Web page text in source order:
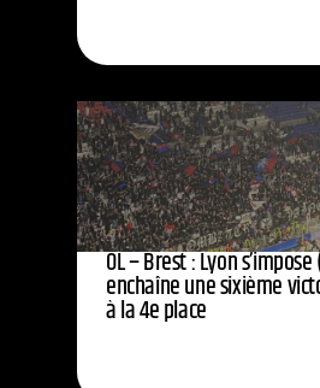
OL – Brest : Lyon s’impose
enchaîne une sixième
à la 4e place